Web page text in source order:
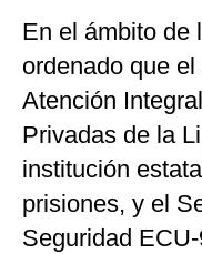
En el ámbito de
ordenado que
Atención
Privadas de la
institución
prisiones, y el
Seguridad